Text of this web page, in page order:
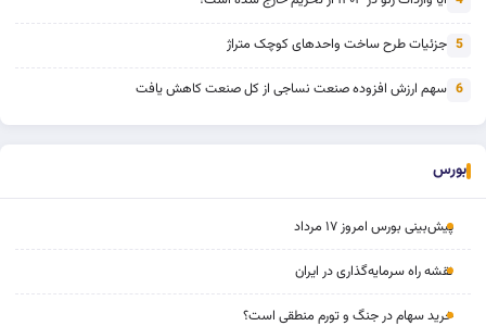
5 جزئیات طرح ساخت واحدهای کوچک متراژ
6 سهم ارزش افزوده صنعت نساجی از کل صنعت کاهش یافت
بورس
پیش‌بینی بورس امروز ۱۷ مرداد
نقشه راه سرمایه‌گذاری در ایران
خرید سهام در جنگ و تورم منطقی است؟